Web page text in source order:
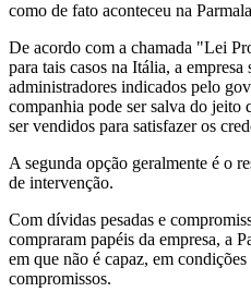
como de fato aconteceu na
De acordo com a chamada "Lei
para tais casos na Itália, a
administradores indicados pelo
companhia pode ser salva do jeito
ser vendidos para satisfazer os
A segunda opção geralmente é o
de intervenção.
Com dívidas pesadas e
compraram papéis da empresa, a
em que não é capaz, em
compromissos.